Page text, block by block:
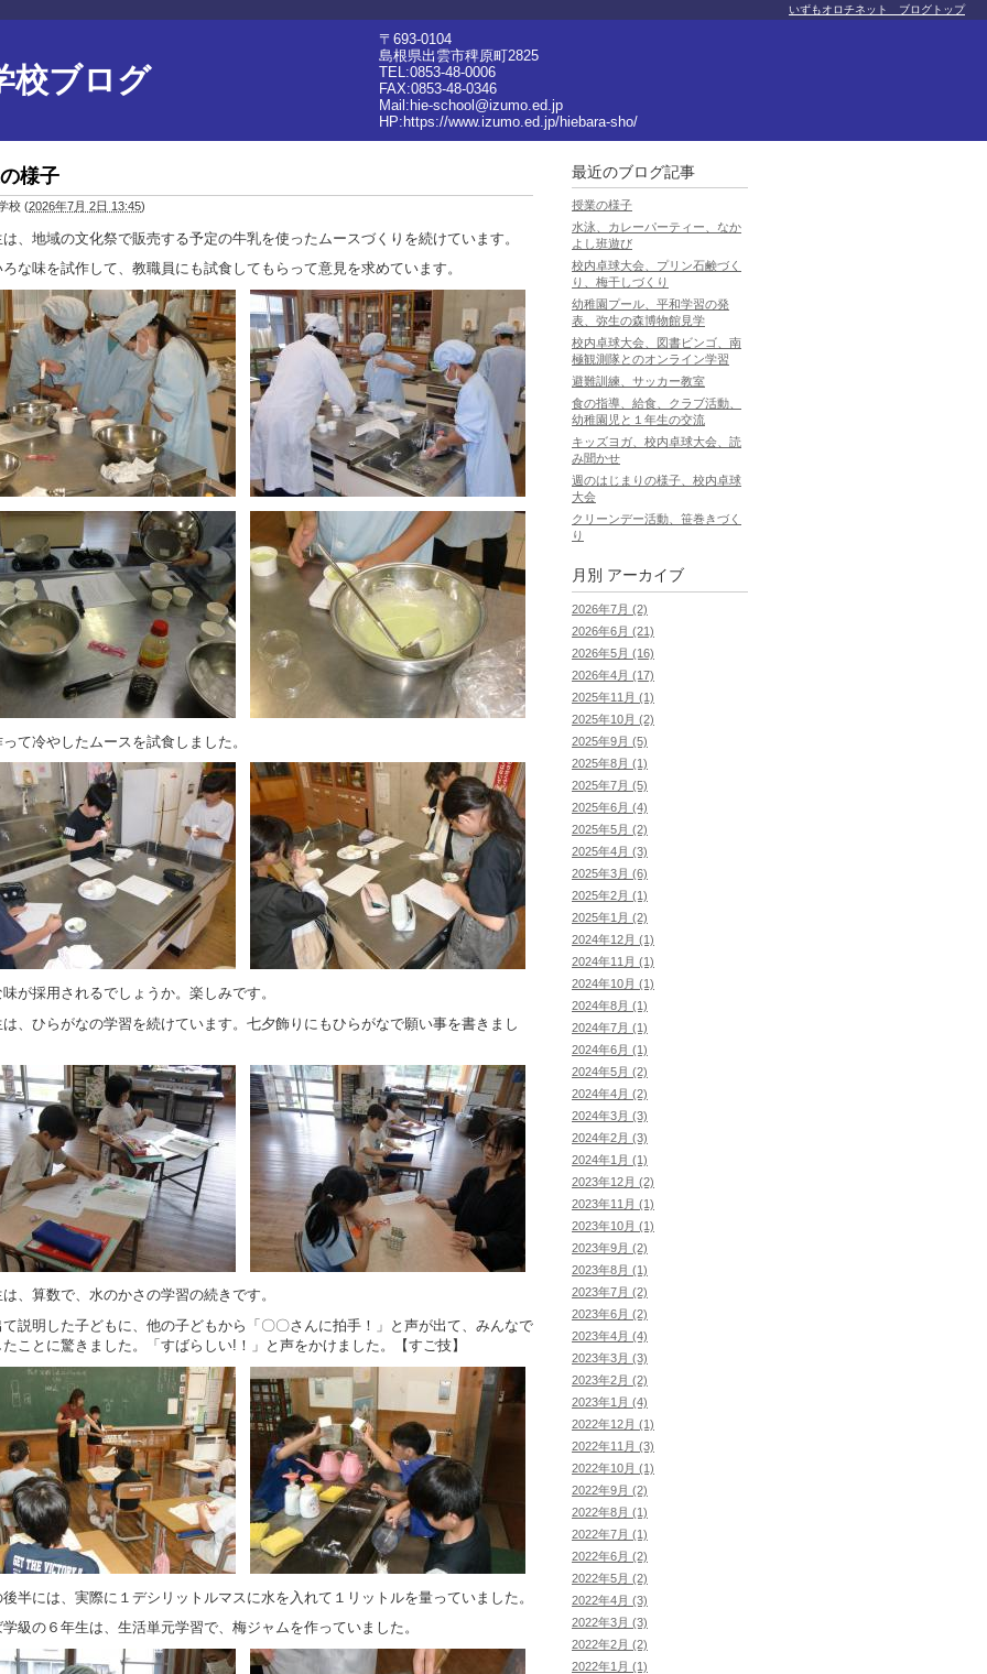
校ブログ
〒693-0104
島根県出雲市稗原町2825
TEL:0853-48-0006
FAX:0853-48-0346
Mail:hie-school@izumo.ed.jp
HP: https://www.izumo.ed.jp/hiebara-sho/
いずもオロチネット ブログトップ
様子
校 (2026年7月 2日 13:45)
、地域の文化祭で販売する予定の牛乳を使ったムースづくりを続けています。
な味を試作して、教職員にも試食してもらって意見を求めています。
て冷やしたムースを試食しました。
が採用されるでしょうか。楽しみです。
、ひらがなの学習を続けています。七夕飾りにもひらがなで願い事を書きまし
、算数で、水のかさの学習の続きです。
て説明した子どもに、他の子どもから「〇〇さんに拍手！」と声が出て、みんなで
ことに驚きました。「すばらしい!！」と声をかけました。【すご技】
半には、実際に１デシリットルマスに水を入れて１リットルを量っていました。
級の６年生は、生活単元学習で、梅ジャムを作っていました。
最近のブログ記事
授業の様子
水泳、カレーパーティー、なか
よし班遊び
校内卓球大会、プリン石鹸づく
り、梅干しづくり
幼稚園プール、平和学習の発
表、弥生の森博物館見学
校内卓球大会、図書ビンゴ、南
極観測隊とのオンライン学習
避難訓練、サッカー教室
食の指導、給食、クラブ活動、
幼稚園児と１年生の交流
キッズヨガ、校内卓球大会、読
み聞かせ
週のはじまりの様子、校内卓球
大会
クリーンデー活動、笹巻きづく
り
月別 アーカイブ
2026年7月 (2)
2026年6月 (21)
2026年5月 (16)
2026年4月 (17)
2025年11月 (1)
2025年10月 (2)
2025年9月 (5)
2025年8月 (1)
2025年7月 (5)
2025年6月 (4)
2025年5月 (2)
2025年4月 (3)
2025年3月 (6)
2025年2月 (1)
2025年1月 (2)
2024年12月 (1)
2024年11月 (1)
2024年10月 (1)
2024年8月 (1)
2024年7月 (1)
2024年6月 (1)
2024年5月 (2)
2024年4月 (2)
2024年3月 (3)
2024年2月 (3)
2024年1月 (1)
2023年12月 (2)
2023年11月 (1)
2023年10月 (1)
2023年9月 (2)
2023年8月 (1)
2023年7月 (2)
2023年6月 (2)
2023年4月 (4)
2023年3月 (3)
2023年2月 (2)
2023年1月 (4)
2022年12月 (1)
2022年11月 (3)
2022年10月 (1)
2022年9月 (2)
2022年8月 (1)
2022年7月 (1)
2022年6月 (2)
2022年5月 (2)
2022年4月 (3)
2022年3月 (3)
2022年2月 (2)
2022年1月 (1)